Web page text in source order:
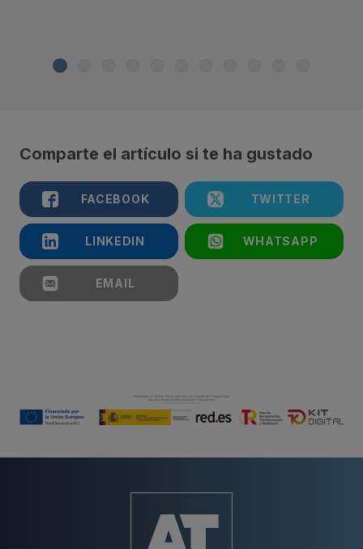
Comparte el artículo si te ha gustado
FACEBOOK TWITTER
LINKEDIN WHATSAPP
EMAIL